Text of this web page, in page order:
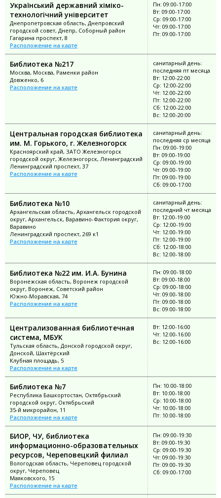
Український державний хіміко-
технологічний університет
Днепропетровская область, Днепровский
городской совет, Днепр, Соборный район
Гагарина проспект, 8
Расположение на карте
Пн: 09:00-17:00
Вт: 09:00-17:00
Ср: 09:00-17:00
Чт: 09:00-17:00
Пт: 09:00-17:00
Библиотека №217
Москва, Москва, Раменки район
Довженко, 6
Расположение на карте
санитарный день:
последняя пт месяца
Вт: 12:00-22:00
Ср: 12:00-22:00
Чт: 12:00-22:00
Пт: 12:00-22:00
Сб: 12:00-22:00
Вс: 12:00-20:00
Центральная городская библиотека
им. М. Горького, г. Железногорск
Красноярский край, ЗАТО Железногорск
городской округ, Железногорск, Ленинградский
Ленинградский проспект, 37
Расположение на карте
санитарный день:
последняя ср месяца
Пн: 09:00-19:00
Вт: 09:00-19:00
Ср: 09:00-19:00
Чт: 09:00-19:00
Пт: 09:00-19:00
Сб: 09:00-17:00
Библиотека №10
Архангельская область, Архангельск городской
округ, Архангельск, Варавино-Фактория округ,
Варавино
Ленинградский проспект, 269 к1
Расположение на карте
санитарный день:
последний чт месяца
Вт: 12:00-19:00
Ср: 12:00-19:00
Чт: 12:00-19:00
Пт: 12:00-19:00
Сб: 12:00-18:00
Вс: 12:00-18:00
Библиотека №22 им. И.А. Бунина
Воронежская область, Воронеж городской
округ, Воронеж, Советский район
Южно-Моравская, 74
Расположение на карте
Пн: 09:00-18:00
Вт: 09:00-18:00
Ср: 09:00-18:00
Чт: 09:00-18:00
Пт: 09:00-18:00
Вс: 09:00-18:00
Централизованная библиотечная
система, МБУК
Тульская область, Донской городской округ,
Донской, Шахтёрский
Клубная площадь, 5
Расположение на карте
Вт: 12:00-16:00
Чт: 12:00-16:00
Вс: 12:00-16:00
Библиотека №7
Республика Башкортостан, Октябрьский
городской округ, Октябрьский
35-й микрорайон, 11
Расположение на карте
Пн: 10:00-18:00
Вт: 10:00-18:00
Ср: 10:00-18:00
Чт: 10:00-18:00
Пт: 10:00-18:00
БИОР, ЧУ, библиотека
информационно-образовательных
ресурсов, Череповецкий филиал
Вологодская область, Череповец городской
округ, Череповец
Маяковского, 15
Расположение на карте
Пн: 09:00-19:30
Вт: 09:00-19:30
Ср: 09:00-19:30
Чт: 09:00-19:30
Пт: 09:00-19:30
Сб: 09:00-17:00